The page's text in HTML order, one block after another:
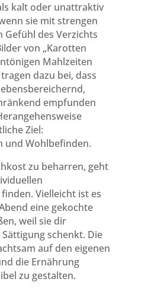
kalt oder unattraktiv
sie mit strengen
Gefühl des Verzichts
von „Karotten
Mahlzeiten
dazu bei, dass
empfunden
Ziel:
und Wohlbefinden.
zu beharren, geht
Vielleicht ist es
eine gekochte
weil sie dir
schenkt. Die
auf den eigenen
die Ernährung
zu gestalten.